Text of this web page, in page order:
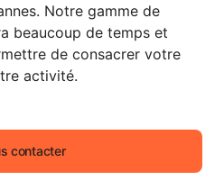
Notre gamme de
beaucoup de temps et
de consacrer votre
activité.
contacter